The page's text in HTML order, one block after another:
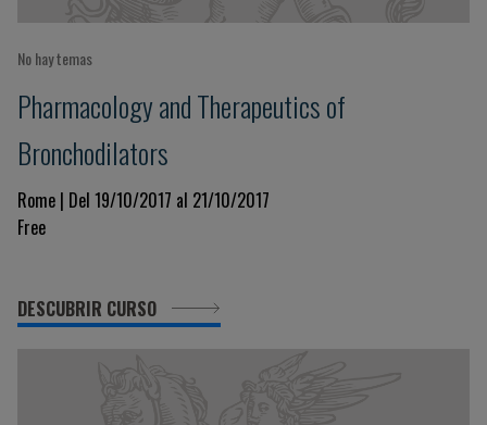
No hay temas
Pharmacology and Therapeutics of
Bronchodilators
Rome | Del 19/10/2017 al 21/10/2017
Free
DESCUBRIR CURSO